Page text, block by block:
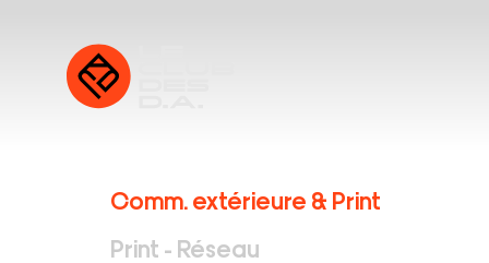
Comm. extérieure & Print
Print - Réseau